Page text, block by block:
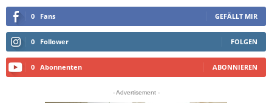
0 Fans GEFÄLLT MIR
0 Follower FOLGEN
0 Abonnenten ABONNIEREN
- Advertisement -